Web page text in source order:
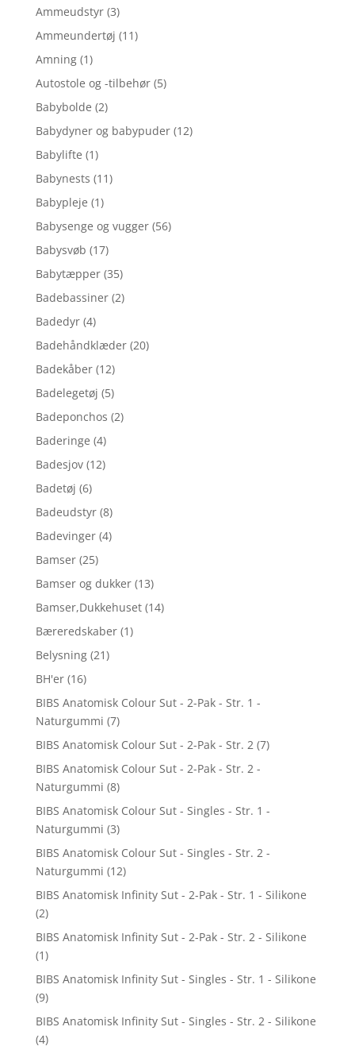
Ammeudstyr (3)
Ammeundertøj (11)
Amning (1)
Autostole og -tilbehør (5)
Babybolde (2)
Babydyner og babypuder (12)
Babylifte (1)
Babynests (11)
Babypleje (1)
Babysenge og vugger (56)
Babysvøb (17)
Babytæpper (35)
Badebassiner (2)
Badedyr (4)
Badehåndklæder (20)
Badekåber (12)
Badelegetøj (5)
Badeponchos (2)
Baderinge (4)
Badesjov (12)
Badetøj (6)
Badeudstyr (8)
Badevinger (4)
Bamser (25)
Bamser og dukker (13)
Bamser,Dukkehuset (14)
Bæreredskaber (1)
Belysning (21)
BH'er (16)
BIBS Anatomisk Colour Sut - 2-Pak - Str. 1 -
Naturgummi (7)
BIBS Anatomisk Colour Sut - 2-Pak - Str. 2 (7)
BIBS Anatomisk Colour Sut - 2-Pak - Str. 2 -
Naturgummi (8)
BIBS Anatomisk Colour Sut - Singles - Str. 1 -
Naturgummi (3)
BIBS Anatomisk Colour Sut - Singles - Str. 2 -
Naturgummi (12)
BIBS Anatomisk Infinity Sut - 2-Pak - Str. 1 - Silikone
(2)
BIBS Anatomisk Infinity Sut - 2-Pak - Str. 2 - Silikone
(1)
BIBS Anatomisk Infinity Sut - Singles - Str. 1 - Silikone
(9)
BIBS Anatomisk Infinity Sut - Singles - Str. 2 - Silikone
(4)